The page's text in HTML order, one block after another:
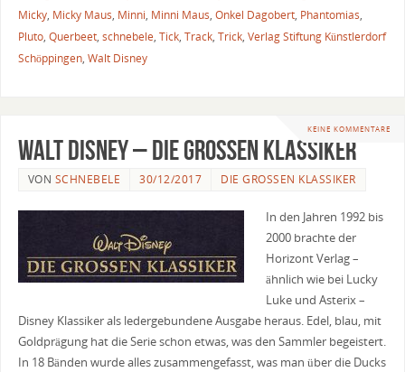
Micky, Micky Maus, Minni, Minni Maus, Onkel Dagobert, Phantomias,
Pluto, Querbeet, schnebele, Tick, Track, Trick, Verlag Stiftung Künstlerdorf
Schöppingen, Walt Disney
KEINE KOMMENTARE
Walt Disney – Die großen Klassiker
VON SCHNEBELE 30/12/2017 DIE GROSSEN KLASSIKER
In den Jahren 1992 bis
2000 brachte der
Horizont Verlag –
ähnlich wie bei Lucky
Luke und Asterix –
Disney Klassiker als ledergebundene Ausgabe heraus. Edel, blau, mit
Goldprägung hat die Serie schon etwas, was den Sammler begeistert.
In 18 Bänden wurde alles zusammengefasst, was man über die Ducks